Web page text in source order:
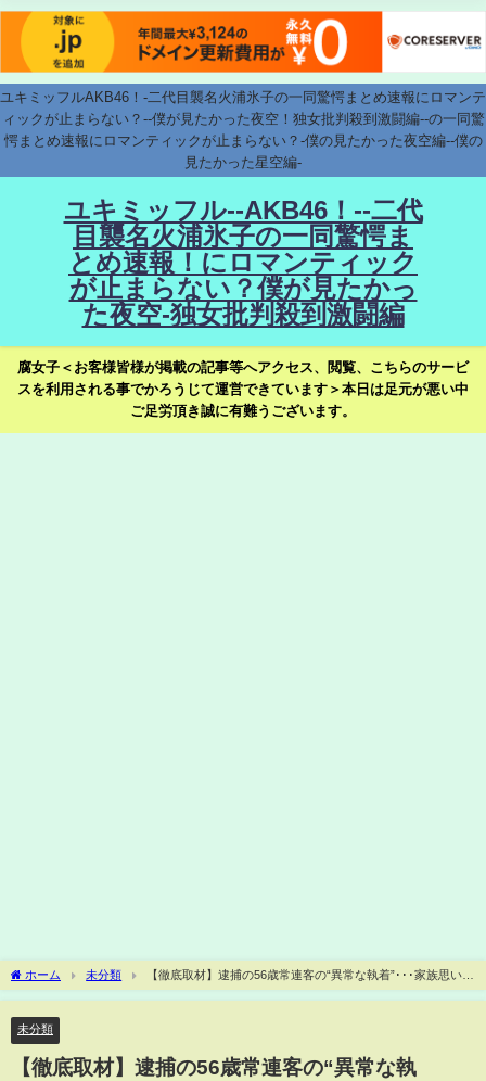
ユキミッフルAKB46！-二代目襲名火浦氷子の一同驚愕まとめ速報にロマンテ
ィックが止まらない？--僕が見たかった夜空！独女批判殺到激闘編--の一同驚
愕まとめ速報にロマンティックが止まらない？-僕の見たかった夜空編--僕の
見たかった星空編-
ユキミッフル--AKB46！--二代
目襲名火浦氷子の一同驚愕ま
とめ速報！にロマンティック
が止まらない？僕が見たかっ
た夜空-独女批判殺到激闘編
腐女子＜お客様皆様が掲載の記事等へアクセス、閲覧、こちらのサービ
スを利用される事でかろうじて運営できています＞本日は足元が悪い中
ご足労頂き誠に有難うございます。
ホーム 未分類
【徹底取材】逮捕の56歳常連客の“異常な執着”･･･家族思いの
25歳女性店主殺害で被害者兄が悲痛な思い語る 大阪･天満カラオケパブオーナー殺人事
未分類
【徹底取材】逮捕の56歳常連客の“異常な執